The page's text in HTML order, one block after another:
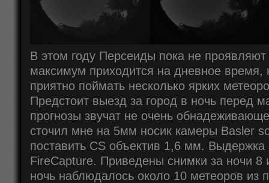
В этом году Персеиды пока не проявляют
максимум приходится на дневное время,
приятно поймать несколько ярких
Предстоит выезд за город в ночь перед
прогнозы звучат не очень
сточил мне на 5мм носик камеры Basler
поставить CS объектив 1,6 мм. Выдержка
FireCapture. Приведены снимки за ночи 8
ночь наблюдалось около 10 метеоров из